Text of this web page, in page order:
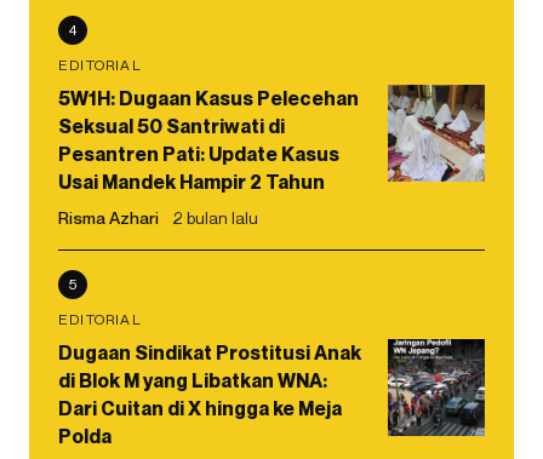
4
EDITORIAL
5W1H: Dugaan Kasus Pelecehan
Seksual 50 Santriwati di
Pesantren Pati: Update Kasus
Usai Mandek Hampir 2 Tahun
Risma Azhari 2 bulan lalu
5
EDITORIAL
Dugaan Sindikat Prostitusi Anak
di Blok M yang Libatkan WNA:
Dari Cuitan di X hingga ke Meja
Polda